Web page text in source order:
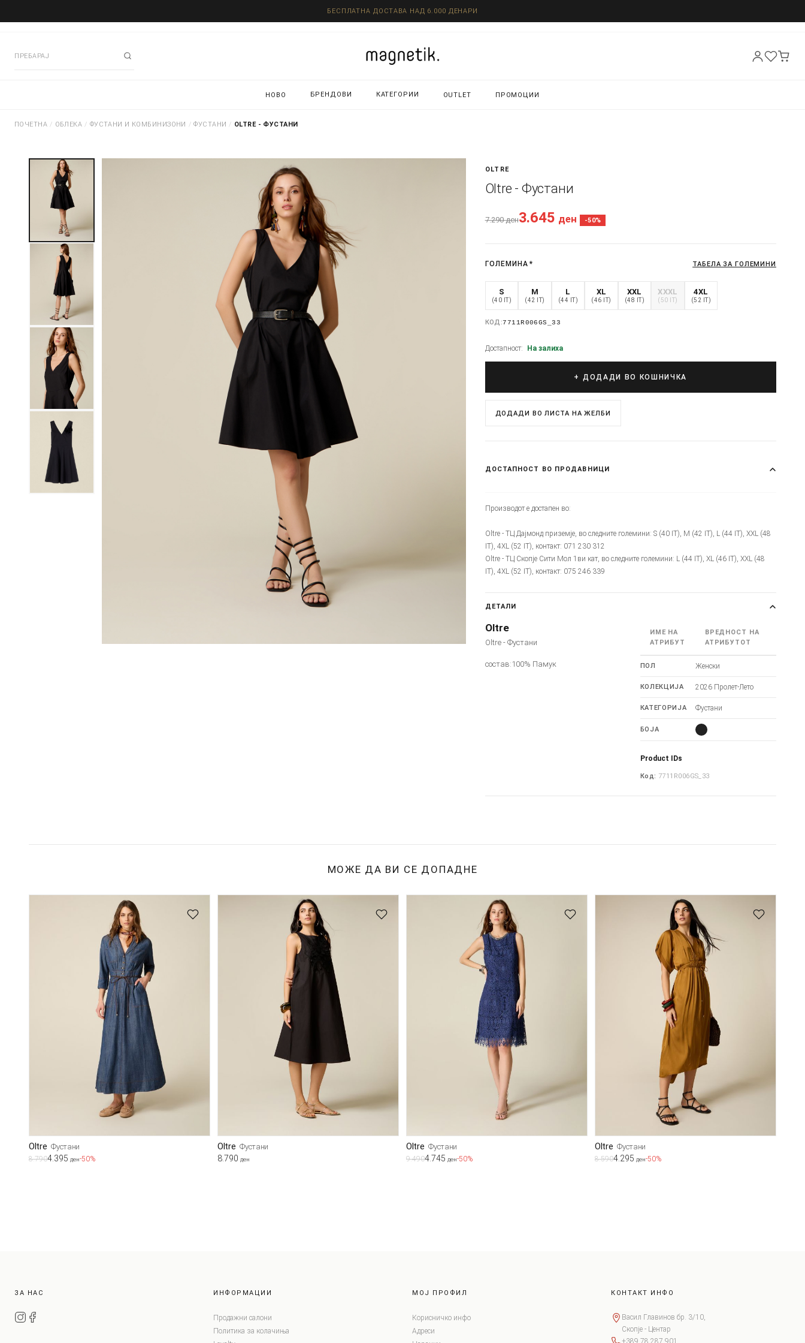
БЕСПЛАТНА ДОСТАВА НАД 6.000 ДЕНАРИ
НОВО БРЕНДОВИ КАТЕГОРИИ OUTLET ПРОМОЦИИ
ПОЧЕТНА / ОБЛЕКА / ФУСТАНИ И КОМБИНИЗОНИ / ФУСТАНИ / OLTRE - ФУСТАНИ
OLTRE
Oltre - Фустани
7.290ден3.645 ден -50%
ГОЛЕМИНА * ТАБЕЛА ЗА ГОЛЕМИНИ
S
(40 IT)
M
(42 IT)
L
(44 IT)
XL
(46 IT)
XXL
(48 IT)
XXXL
(50 IT)
4XL
(52 IT)
КОД:7711R006GS_33
Достапност: На залиха
+ ДОДАДИ ВО КОШНИЧКА
ДОДАДИ ВО ЛИСТА НА ЖЕЛБИ
ДОСТАПНОСТ ВО ПРОДАВНИЦИ
Производот е достапен во:
Oltre - ТЦ Дајмонд приземје, во следните големини: S (40 IT), M (42 IT), L (44 IT), XXL (48
IT), 4XL (52 IT), контакт: 071 230 312
Oltre - ТЦ Скопје Сити Мол 1ви кат, во следните големини: L (44 IT), XL (46 IT), XXL (48
IT), 4XL (52 IT), контакт: 075 246 339
ДЕТАЛИ
Oltre
Oltre - Фустани
состав:100% Памук
ИМЕ НА
АТРИБУТ
ВРЕДНОСТ НА
АТРИБУТОТ
ПОЛ Женски
КОЛЕКЦИЈА 2026 Пролет-Лето
КАТЕГОРИЈА Фустани
БОЈА
Product IDs
Код: 7711R006GS_33
МОЖЕ ДА ВИ СЕ ДОПАДНЕ
Oltre Фустани
8.7904.395 ден-50%
Oltre Фустани
8.790 ден
Oltre Фустани
9.4904.745 ден-50%
Oltre Фустани
8.5904.295 ден-50%
ЗА НАС ИНФОРМАЦИИ
Продажни салони
Политика за колачиња
МОЈ ПРОФИЛ
Корисничко инфо
Адреси
КОНТАКТ ИНФО
Васил Главинов бр. 3/10,
Скопје - Центар